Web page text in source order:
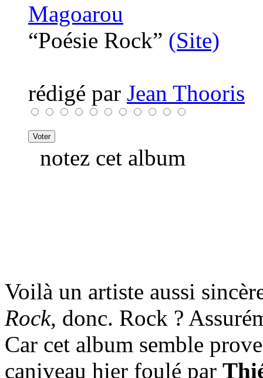
Magoarou
“Poésie Rock” (Site)
rédigé par Jean Thooris
notez cet album
Voilà un artiste aussi
Rock, donc. Rock ?
Car cet album semble
caniveau hier foulé par